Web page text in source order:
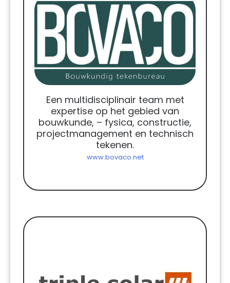
Een multidisciplinair team met
expertise op het gebied van
bouwkunde, – fysica, constructie,
projectmanagement en technisch
tekenen.
www.bovaco.net